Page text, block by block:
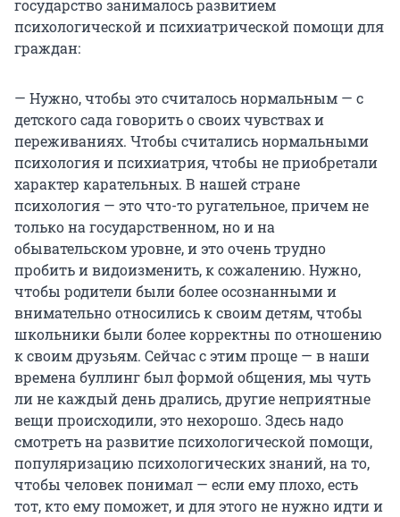
государство занималось развитием
психологической и психиатрической помощи для
граждан:
— Нужно, чтобы это считалось нормальным — с
детского сада говорить о своих чувствах и
переживаниях. Чтобы считались нормальными
психология и психиатрия, чтобы не приобретали
характер карательных. В нашей стране
психология — это что-то ругательное, причем не
только на государственном, но и на
обывательском уровне, и это очень трудно
пробить и видоизменить, к сожалению. Нужно,
чтобы родители были более осознанными и
внимательно относились к своим детям, чтобы
школьники были более корректны по отношению
к своим друзьям. Сейчас с этим проще — в наши
времена буллинг был формой общения, мы чуть
ли не каждый день дрались, другие неприятные
вещи происходили, это нехорошо. Здесь надо
смотреть на развитие психологической помощи,
популяризацию психологических знаний, на то,
чтобы человек понимал — если ему плохо, есть
тот, кто ему поможет, и для этого не нужно идти и